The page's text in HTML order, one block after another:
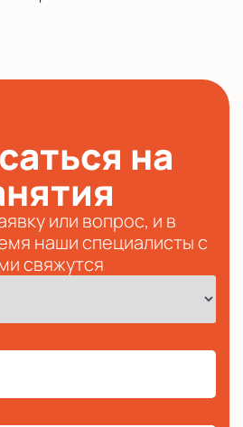
на
или вопрос, и в
наши специалисты с
свяжутся